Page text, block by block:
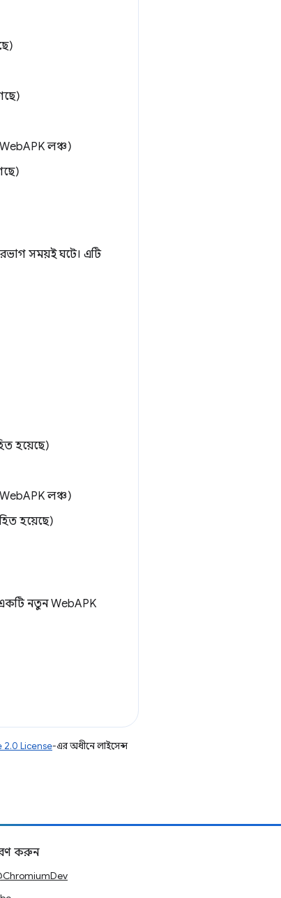
লঞ্চ)
সময়ই ঘটে। এটি
হয়েছে)
লঞ্চ)
হয়েছে)
একটি নতুন WebAPK
2.0 License-এর অধীনে লাইসেন্স
করুন